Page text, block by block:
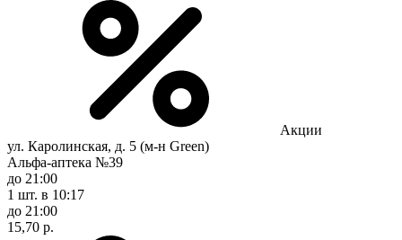
Акции
ул. Каролинская, д. 5 (м-н Green)
Альфа-аптека №39
до 21:00
1 шт. в 10:17
до 21:00
15,70 р.